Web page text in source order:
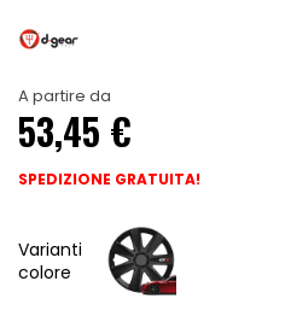
A partire da
53,45 €
SPEDIZIONE GRATUITA!
Varianti
colore